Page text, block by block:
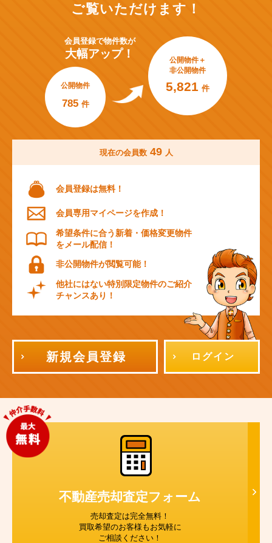
ご覧いただけます！
会員登録で物件数が
大幅アップ！
公開物件
785 件
公開物件＋
非公開物件
5,821 件
現在の会員数 49 人
会員登録は無料！
会員専用マイページを作成！
希望条件に合う新着・価格変更物件
をメール配信！
非公開物件が閲覧可能！
他社にはない特別限定物件のご紹介
チャンスあり！
新規会員登録 ログイン
不動産売却査定フォーム
売却査定は完全無料！
買取希望のお客様もお気軽に
ご相談ください！